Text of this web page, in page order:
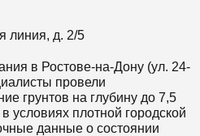
линия, д. 2/5
в Ростове-на-Дону (ул. 24-
провели
грунтов на глубину до 7,5
условиях плотной городской
данные о состоянии